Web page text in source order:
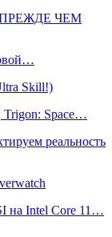
| ПРЕЖДЕ ЧЕМ
Skill!)
Trigon: Space…
реальность
на Intel Core 11…